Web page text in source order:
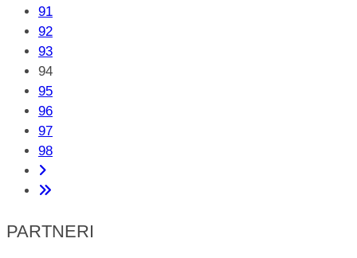
91
92
93
94
95
96
97
98
PARTNERI